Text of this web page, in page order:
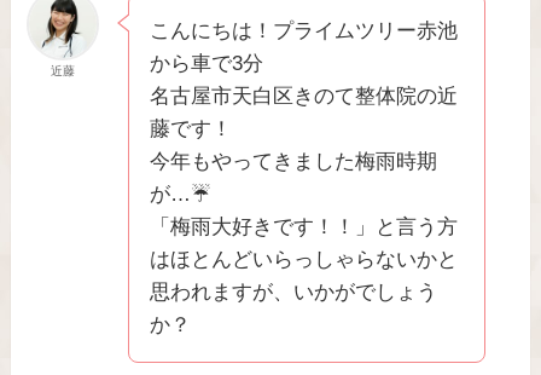
近藤
こんにちは！プライムツリー赤池
から車で3分
名古屋市天白区きのて整体院の近
藤です！
今年もやってきました梅雨時期
が…☔
「梅雨大好きです！！」と言う方
はほとんどいらっしゃらないかと
思われますが、いかがでしょう
か？